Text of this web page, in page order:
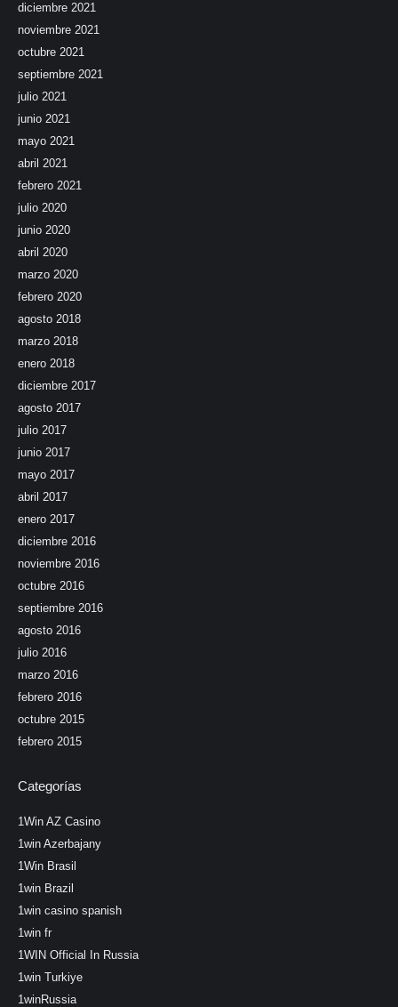
diciembre 2021
noviembre 2021
octubre 2021
septiembre 2021
julio 2021
junio 2021
mayo 2021
abril 2021
febrero 2021
julio 2020
junio 2020
abril 2020
marzo 2020
febrero 2020
agosto 2018
marzo 2018
enero 2018
diciembre 2017
agosto 2017
julio 2017
junio 2017
mayo 2017
abril 2017
enero 2017
diciembre 2016
noviembre 2016
octubre 2016
septiembre 2016
agosto 2016
julio 2016
marzo 2016
febrero 2016
octubre 2015
febrero 2015
Categorías
1Win AZ Casino
1win Azerbajany
1Win Brasil
1win Brazil
1win casino spanish
1win fr
1WIN Official In Russia
1win Turkiye
1winRussia